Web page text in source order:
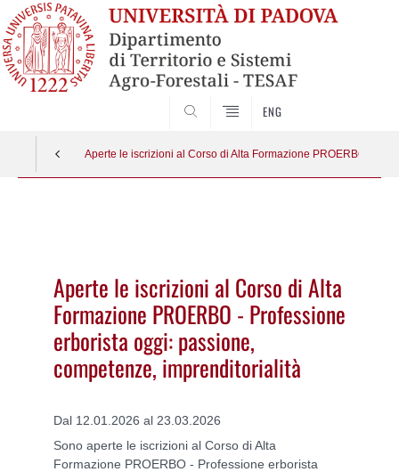
ENG
Aperte le iscrizioni al Corso di Alta Formazione PROERBO -
Aperte le iscrizioni al Corso di Alta
Formazione PROERBO - Professione
erborista oggi: passione,
competenze, imprenditorialità
Dal 12.01.2026 al 23.03.2026
Sono aperte le iscrizioni al Corso di Alta
Formazione PROERBO - Professione erborista